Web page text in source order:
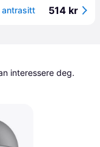
antrasitt 514 kr